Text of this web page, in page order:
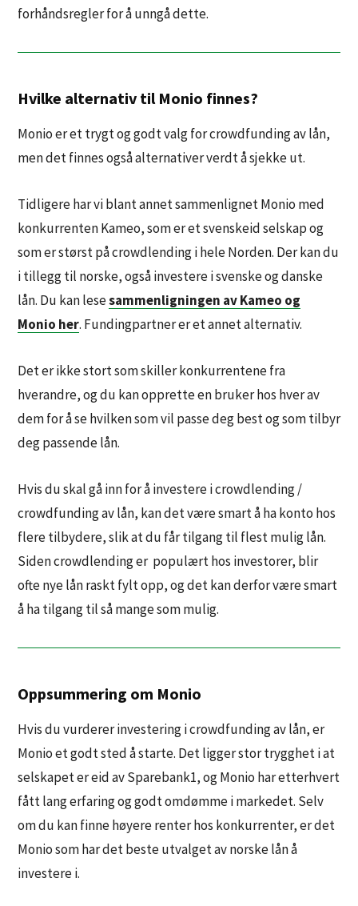
forhåndsregler for å unngå dette.
Hvilke alternativ til Monio finnes?
Monio er et trygt og godt valg for crowdfunding av lån,
men det finnes også alternativer verdt å sjekke ut.
Tidligere har vi blant annet sammenlignet Monio med
konkurrenten Kameo, som er et svenskeid selskap og
som er størst på crowdlending i hele Norden. Der kan du
i tillegg til norske, også investere i svenske og danske
lån. Du kan lesesammenligningen av Kameo og
Monio her. Fundingpartner er et annet alternativ.
Det er ikke stort som skiller konkurrentene fra
hverandre, og du kan opprette en bruker hos hver av
dem for å se hvilken som vil passe deg best og som tilbyr
deg passende lån.
Hvis du skal gå inn for å investere i crowdlending /
crowdfunding av lån, kan det være smart å ha konto hos
flere tilbydere, slik at du får tilgang til flest mulig lån.
Siden crowdlending er populært hos investorer, blir
ofte nye lån raskt fylt opp, og det kan derfor være smart
å ha tilgang til så mange som mulig.
Oppsummering om Monio
Hvis du vurderer investering i crowdfunding av lån, er
Monio et godt sted å starte. Det ligger stor trygghet i at
selskapet er eid av Sparebank1, og Monio har etterhvert
fått lang erfaring og godt omdømme i markedet. Selv
om du kan finne høyere renter hos konkurrenter, er det
Monio som har det beste utvalget av norske lån å
investere i.